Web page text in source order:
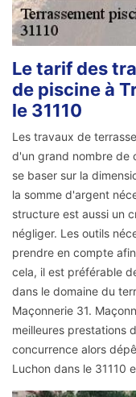
Le tarif des
de piscine à
le 31110
Les travaux de
d'un grand nombre de
se baser sur la
la somme d'argent
structure est aussi un
négliger. Les outils
prendre en compte
cela, il est préférable
dans le domaine du
Maçonnerie 31.
meilleures prestations
concurrence alors
Luchon dans le 31110